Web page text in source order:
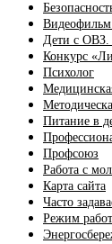
Видеофильм
Дети с ОВЗ.
Конкурс
Психолог
Питание в
Профсоюз
Работа с
Карта сайта
Часто
Режим